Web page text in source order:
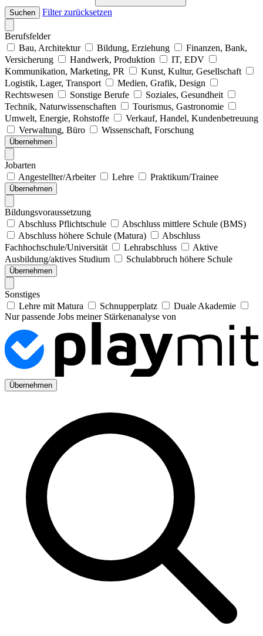
Suchen Filter zurücksetzen
Berufsfelder
Bau, Architektur
Bildung, Erziehung
Finanzen, Bank,
Versicherung
Handwerk, Produktion
IT, EDV
Kommunikation, Marketing, PR
Kunst, Kultur, Gesellschaft
Logistik, Lager, Transport
Medien, Grafik, Design
Rechtswesen
Sonstige Berufe
Soziales, Gesundheit
Technik, Naturwissenschaften
Tourismus, Gastronomie
Umwelt, Energie, Rohstoffe
Verkauf, Handel, Kundenbetreuung
Verwaltung, Büro
Wissenschaft, Forschung
Übernehmen
Jobarten
Angestellter/Arbeiter
Lehre Praktikum/Trainee
Übernehmen
Bildungsvoraussetzung
Abschluss Pflichtschule
Abschluss mittlere Schule (BMS)
Abschluss höhere Schule (Matura)
Abschluss
Fachhochschule/Universität
Lehrabschluss
Aktive
Ausbildung/aktives Studium
Schulabbruch höhere Schule
Übernehmen
Sonstiges
Lehre mit Matura
Schnupperplatz
Duale Akademie
Nur passende Jobs meiner Stärkenanalyse von
Übernehmen